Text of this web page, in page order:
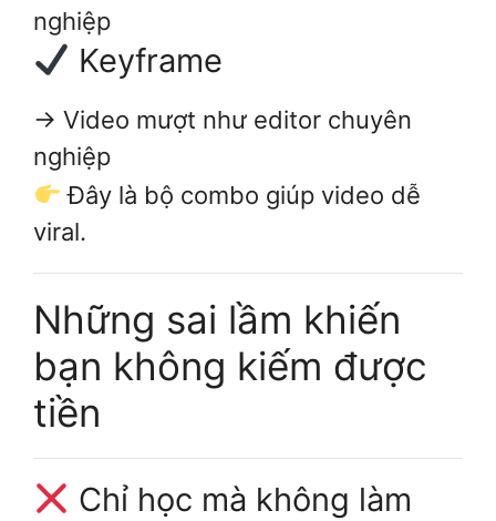
nghiệp
Keyframe
→ Video mượt như editor chuyên
nghiệp
Đây là bộ combo giúp video dễ
viral.
Những sai lầm khiến
bạn không kiếm được
tiền
Chỉ học mà không làm